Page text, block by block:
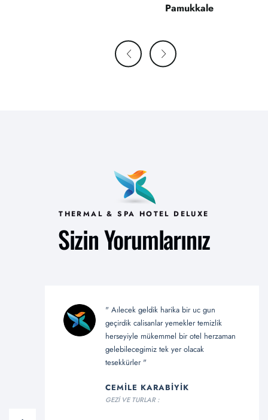
Previous
Pamukkale
Next
THERMAL & SPA HOTEL DELUXE
Sizin Yorumlarınız
" Aılecek geldik harika bir uc gun
geçirdik calisanlar yemekler temizlik
herseyiyle mükemmel bir otel herzaman
gelebilecegimiz tek yer olacak
tesekkürler "
CEMILE KARABIYIK
GEZİ VE TURLAR :